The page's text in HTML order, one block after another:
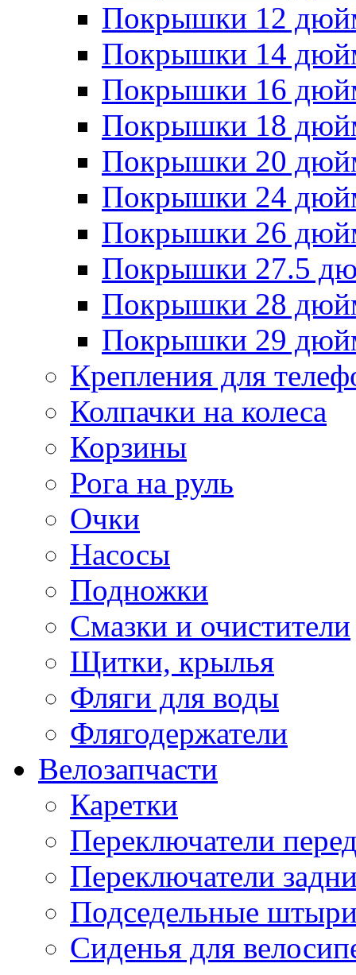
Покрышки 12
Покрышки 14
Покрышки 16
Покрышки 18
Покрышки 20
Покрышки 24
Покрышки 26
Покрышки 27.5
Покрышки 28
Покрышки 29
Крепления для
Колпачки на колеса
Корзины
Рога на руль
Очки
Насосы
Подножки
Смазки и очистители
Щитки, крылья
Фляги для воды
Флягодержатели
Велозапчасти
Каретки
Переключатели
Переключатели
Подседельные
Сиденья для